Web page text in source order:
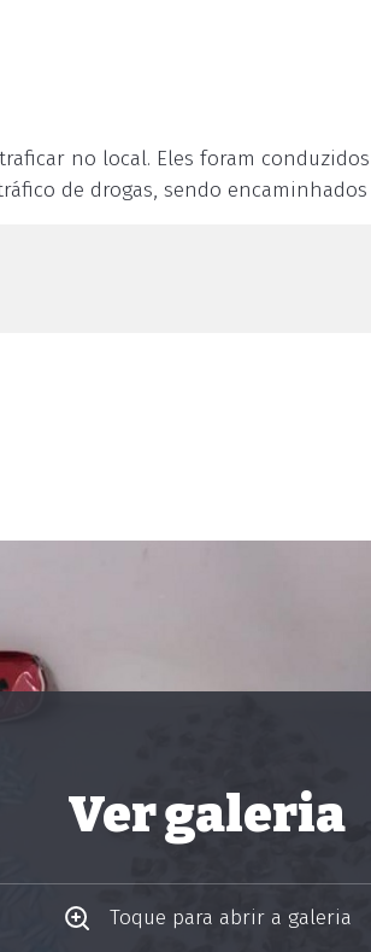
no local. Eles foram
de drogas, sendo
Ver galeria
Toque para abrir a galeria